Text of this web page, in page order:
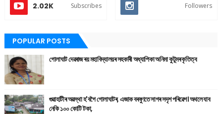
2.02K Subscribes Followers
POPULAR POSTS
গোলাঘাট দেৱৰাজ ৰয় মহাবিদ্যালয়ৰ সহকাৰী অধ্যাপিকা অনিমা কুটুমৰ কৃতিত্ব
গুৱাহাটীৰ অৱস্থা হ'বগৈ গোলাঘাটৰ, এজাক বৰষুণতে সাগৰ সদৃশ পৰিৱেশ। অথলে যাব
নেকি ১০০ কোটি টকা,